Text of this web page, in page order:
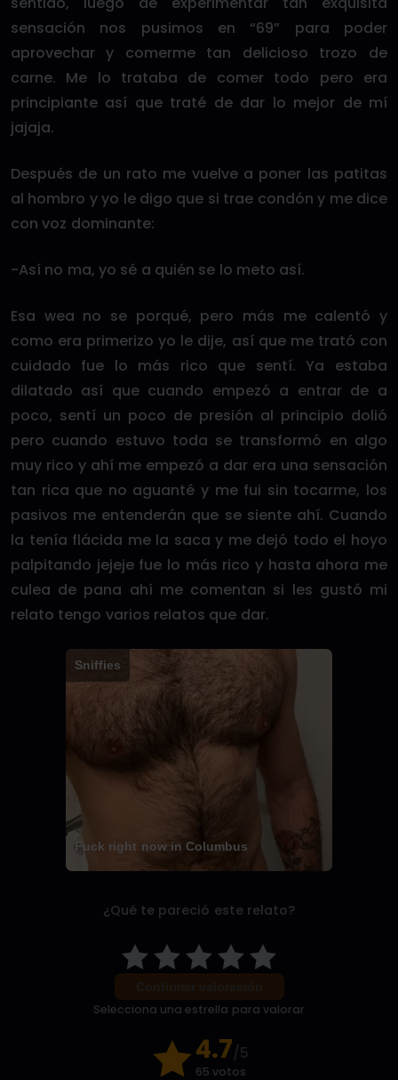
sensación nos pusimos en “69” para poder
aprovechar y comerme tan delicioso trozo de
carne. Me lo trataba de comer todo pero era
principiante así que traté de dar lo mejor de mí
jajaja.
Después de un rato me vuelve a poner las patitas
al hombro y yo le digo que si trae condón y me dice
con voz dominante:
-Así no ma, yo sé a quién se lo meto así.
Esa wea no se porqué, pero más me calentó y
como era primerizo yo le dije, así que me trató con
cuidado fue lo más rico que sentí. Ya estaba
dilatado así que cuando empezó a entrar de a
poco, sentí un poco de presión al principio dolió
pero cuando estuvo toda se transformó en algo
muy rico y ahí me empezó a dar era una sensación
tan rica que no aguanté y me fui sin tocarme, los
pasivos me entenderán que se siente ahí. Cuando
la tenía flácida me la saca y me dejó todo el hoyo
palpitando jejeje fue lo más rico y hasta ahora me
culea de pana ahí me comentan si les gustó mi
relato tengo varios relatos que dar.
Fuck right now in Columbus
Sniffies
¿Qué te pareció este relato?
Selecciona una estrella para valorar
4.7/5
65 votos